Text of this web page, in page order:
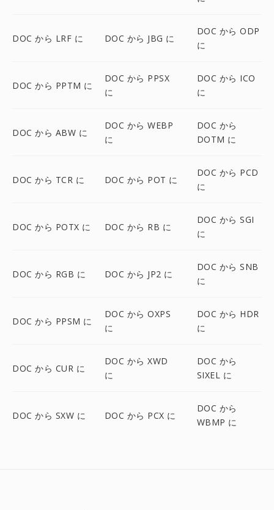
DOC から LRF に DOC から JBG に
DOC から ODP
に
DOC から PPTM に
DOC から PPSX
に
DOC から ICO
に
DOC から ABW に
DOC から WEBP
に
DOC から
DOTM に
DOC から TCR に DOC から POT に
DOC から PCD
に
DOC から POTX に DOC から RB に
DOC から SGI
に
DOC から RGB に DOC から JP2 に
DOC から SNB
に
DOC から PPSM に
DOC から OXPS
に
DOC から HDR
に
DOC から CUR に
DOC から XWD
に
DOC から
SIXEL に
DOC から SXW に DOC から PCX に
DOC から
WBMP に